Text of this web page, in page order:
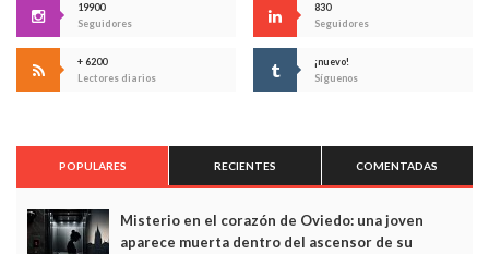
19900
Seguidores
830
Seguidores
+ 6200
Lectores diarios
¡nuevo!
Síguenos
POPULARES RECIENTES COMENTADAS
Misterio en el corazón de Oviedo: una joven
aparece muerta dentro del ascensor de su